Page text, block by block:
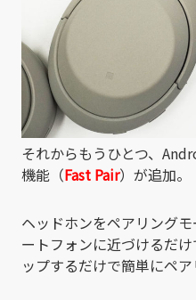
それからもうひとつ、
機能（Fast Pair）が追加。
ヘッドホンをペアリング
ートフォンに近づけるだ
ップするだけで簡単にペア